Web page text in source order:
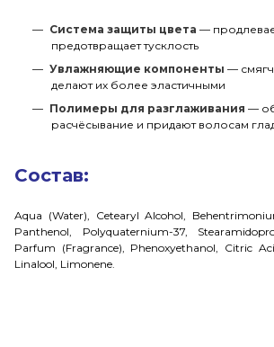
Система защиты цвета —
предотвращает тусклость
Увлажняющие компоненты —
делают их более эластичными
Полимеры для разглаживания —
расчёсывание и придают волосам
Состав:
Aqua (Water), Cetearyl Alcohol,
Panthenol, Polyquaternium-37,
Parfum (Fragrance), Phenoxyethanol, Citric
Linalool, Limonene.